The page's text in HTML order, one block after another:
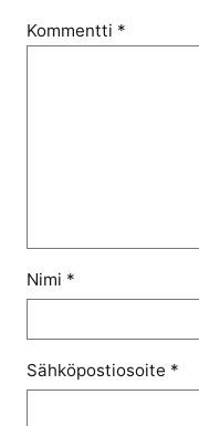
Kommentti *
Nimi *
Sähköpostiosoite *